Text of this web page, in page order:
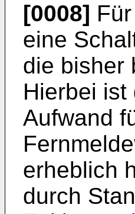
[0008]
eine
die bisher
Hierbei
Aufwand
erheblich
durch